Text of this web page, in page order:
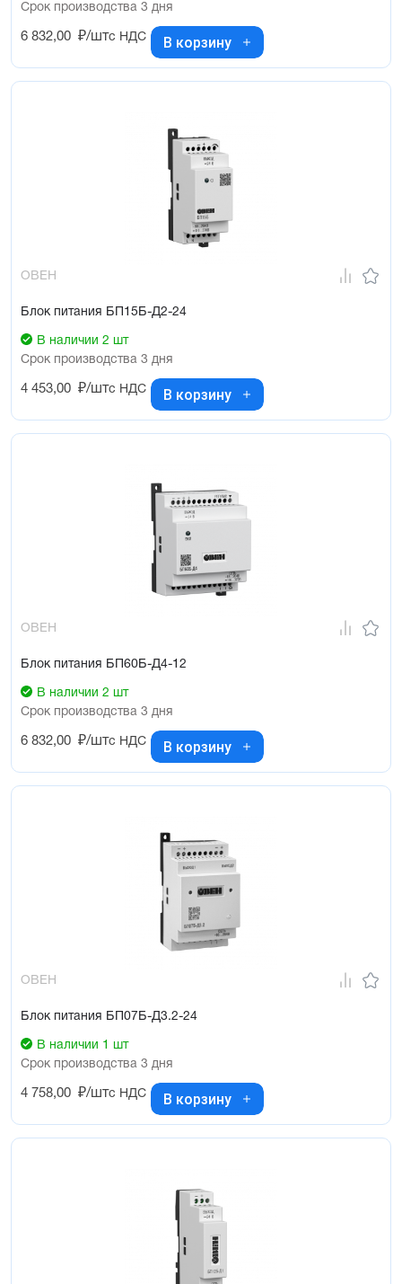
Срок производства 3 дня
6 832,00 ₽/штс НДС В корзину
ОВЕН
Блок питания БП15Б-Д2-24
В наличии 2 шт
Срок производства 3 дня
4 453,00 ₽/штс НДС В корзину
ОВЕН
Блок питания БП60Б-Д4-12
В наличии 2 шт
Срок производства 3 дня
6 832,00 ₽/штс НДС В корзину
ОВЕН
Блок питания БП07Б-Д3.2-24
В наличии 1 шт
Срок производства 3 дня
4 758,00 ₽/штс НДС В корзину